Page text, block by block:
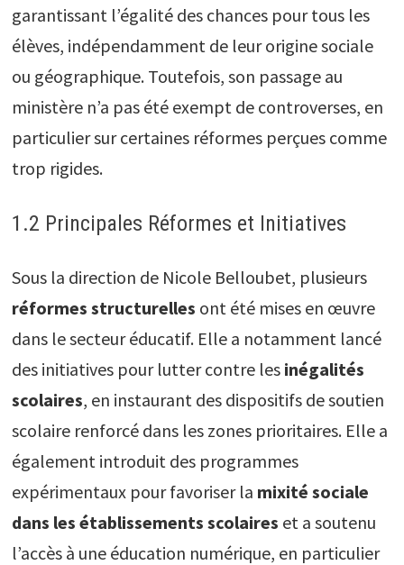
garantissant l’égalité des chances pour tous les
élèves, indépendamment de leur origine sociale
ou géographique. Toutefois, son passage au
ministère n’a pas été exempt de controverses, en
particulier sur certaines réformes perçues comme
trop rigides.
1.2 Principales Réformes et Initiatives
Sous la direction de Nicole Belloubet, plusieurs
réformes structurelles ont été mises en œuvre
dans le secteur éducatif. Elle a notamment lancé
des initiatives pour lutter contre les inégalités
scolaires, en instaurant des dispositifs de soutien
scolaire renforcé dans les zones prioritaires. Elle a
également introduit des programmes
expérimentaux pour favoriser la mixité sociale
dans les établissements scolaires et a soutenu
l’accès à une éducation numérique, en particulier